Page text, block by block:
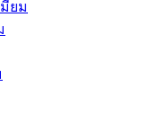
ยม